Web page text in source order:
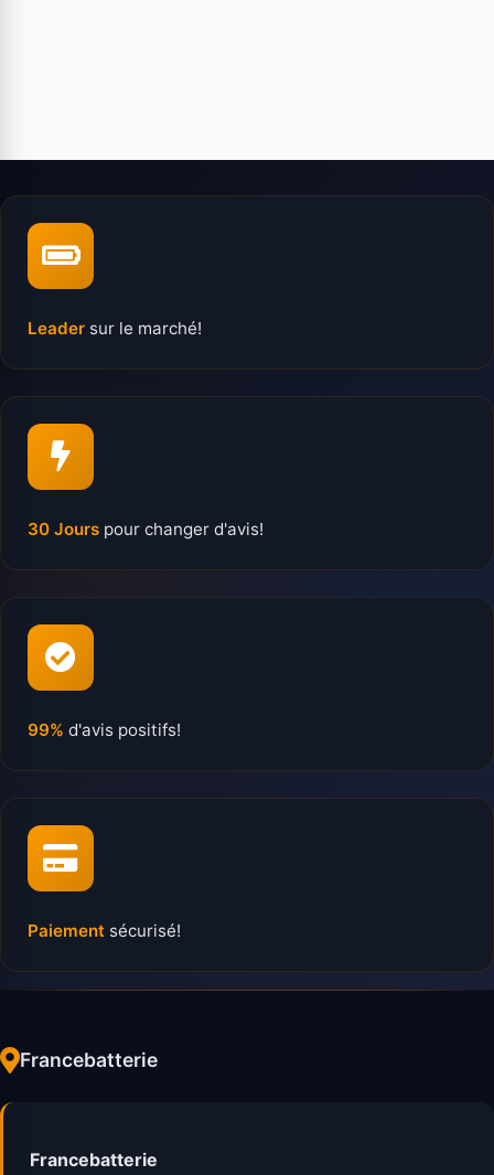
Leader sur le marché!
30 Jours pour changer d'avis!
99% d'avis positifs!
Paiement sécurisé!
Francebatterie
Francebatterie